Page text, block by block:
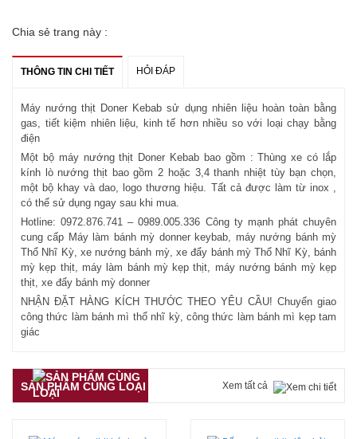
Chia sẻ trang này :
THÔNG TIN CHI TIẾT HỎI ĐÁP
Máy nướng thịt Doner Kebab sử dụng nhiên liệu hoàn toàn bằng
gas, tiết kiệm nhiên liệu, kinh tế hơn nhiều so với loại chạy bằng
điện
Một bộ máy nướng thịt Doner Kebab bao gồm : Thùng xe có lắp
kính lò nướng thịt bao gồm 2 hoặc 3,4 thanh nhiệt tùy bạn chọn,
một bộ khay và dao, logo thương hiệu. Tất cả được làm từ inox ,
có thể sử dụng ngay sau khi mua.
Hotline: 0972.876.741 – 0989.005.336 Công ty mạnh phát chuyên
cung cấp Máy làm bánh mỳ donner keybab, máy nướng bánh mỳ
Thổ Nhĩ Kỳ, xe nướng bánh mỳ, xe đẩy bánh mỳ Thổ Nhĩ Kỳ, bánh
mỳ kẹp thịt, máy làm bánh mỳ kẹp thịt, máy nướng bánh mỳ kẹp
thịt, xe đẩy bánh mỳ donner
NHẬN ĐẶT HÀNG KÍCH THƯỚC THEO YÊU CẦU! Chuyển giao
công thức làm bánh mì thổ nhĩ kỳ, công thức làm bánh mì kẹp tam
giác
SẢN PHẨM CÙNG LOẠI Xem tất cả